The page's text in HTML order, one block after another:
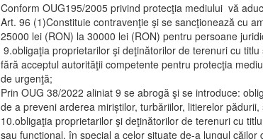
Conform OUG195/2005 privind protecţia mediului vă
Art. 96 (1)Constituie contravenţie şi se sancţionează cu
25000 lei (RON) la 30000 lei (RON) pentru persoane
9.obligaţia proprietarilor şi deţinătorilor de terenuri cu
fără acceptul autorităţii competente pentru protecţia
de urgenţă;
Prin OUG 38/2022 aliniat 9 se abrogă şi se introduce:
de a preveni arderea miriștilor, turbăriilor, litierelor
10.obligaţia proprietarilor şi deţinătorilor de terenuri cu
sau funcţional, în special a celor situate de-a lungul